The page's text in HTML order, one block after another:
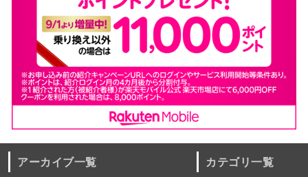
アーカイブ一覧 カテゴリ一覧